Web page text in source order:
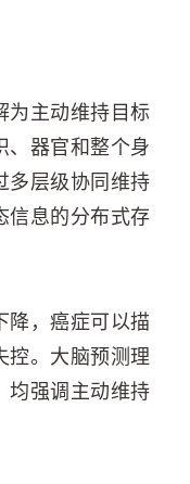
为主动维持目标
、器官和整个身
多层级协同维持
信息的分布式存
降，癌症可以描
控。大脑预测理
均强调主动维持